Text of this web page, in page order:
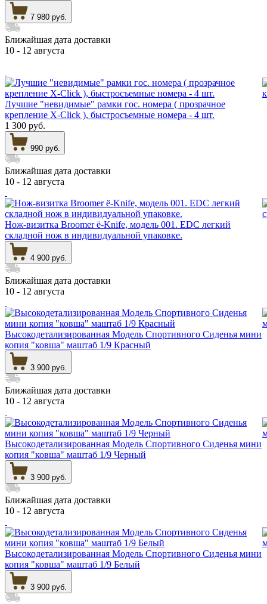
7 980 руб.
Ближайшая дата доставки
10 - 12 августа
Лучшие "невидимые" рамки гос. номера ( прозрачное
крепление X-Click ), быстросъемные номера - 4 шт.
1 300 руб.
990 руб.
Ближайшая дата доставки
10 - 12 августа
Нож-визитка Broomer ё-Knife, модель 001. EDC легкий
складной нож в индивидуальной упаковке.
4 900 руб.
Ближайшая дата доставки
10 - 12 августа
Высокодетализированная Модель Спортивного Сиденья мини
копия "ковша" маштаб 1/9 Красный
3 900 руб.
Ближайшая дата доставки
10 - 12 августа
Высокодетализированная Модель Спортивного Сиденья мини
копия "ковша" маштаб 1/9 Черный
3 900 руб.
Ближайшая дата доставки
10 - 12 августа
Высокодетализированная Модель Спортивного Сиденья мини
копия "ковша" маштаб 1/9 Белый
3 900 руб.